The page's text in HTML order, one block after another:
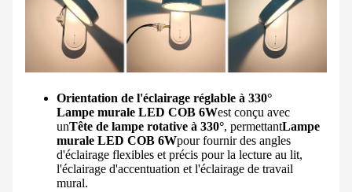
Orientation de l'éclairage réglable à 330°
Lampe murale LED COB 6West conçu avec
unTête de lampe rotative à 330°, permettantLampe
murale LED COB 6Wpour fournir des angles
d'éclairage flexibles et précis pour la lecture au lit,
l'éclairage d'accentuation et l'éclairage de travail
mural.